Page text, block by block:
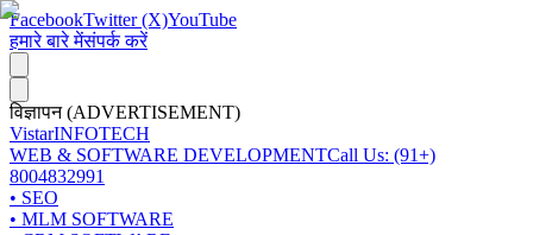
FacebookTwitter (X)YouTube
हमारे बारे मेंसंपर्क करें
विज्ञापन (ADVERTISEMENT)
VistarINFOTECH
WEB & SOFTWARE DEVELOPMENTCall Us: (91+)
8004832991
• SEO
• MLM SOFTWARE